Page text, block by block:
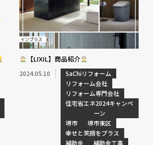
【LIXIL】商品紹介
2024.05.10
SaChiリフォーム
リフォーム会社
リフォーム専門会社
住宅省エネ2024キャンペ
ーン
堺市
堺市東区
幸せと笑顔をプラス
補助金
補助金工事